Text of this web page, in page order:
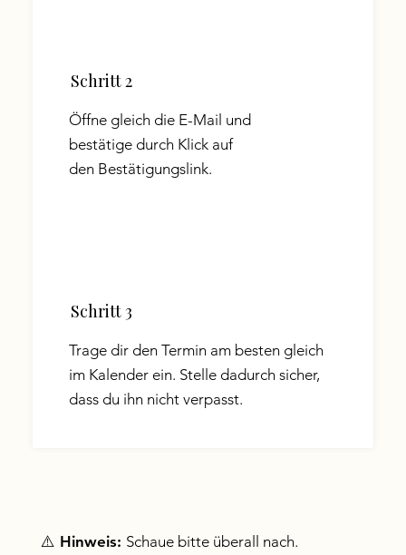
Schritt 2
Öffne gleich die E-Mail und
bestätige durch Klick auf
den Bestätigungslink.
Schritt 3
Trage dir den Termin am besten gleich
im Kalender ein. Stelle dadurch sicher,
dass du ihn nicht verpasst.
⚠️ Hinweis: Schaue bitte überall nach.